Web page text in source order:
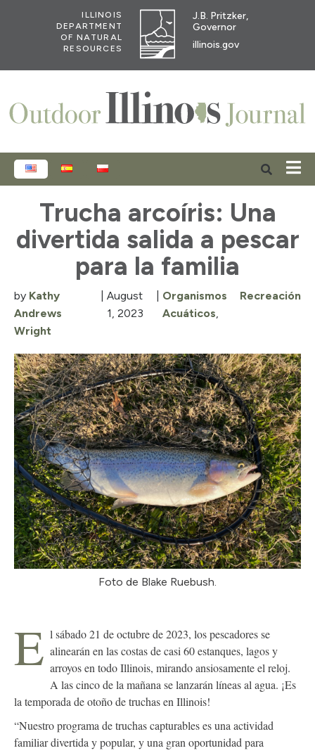
ILLINOIS
DEPARTMENT
OF NATURAL
RESOURCES
J.B. Pritzker,
Governor
illinois.gov
ENGLISHESPAÑOL
Trucha arcoíris: Una
divertida salida a pescar
para la familia
by Kathy
Andrews
Wright
August
1, 2023
Organismos
Acuáticos
Recreación
Foto de Blake Ruebush.
E l sábado 21 de octubre de 2023, los pescadores se
alinearán en las costas de casi 60 estanques, lagos y
arroyos en todo Illinois, mirando ansiosamente el reloj.
A las cinco de la mañana se lanzarán líneas al agua. ¡Es
la temporada de otoño de truchas en Illinois!
“Nuestro programa de truchas capturables es una actividad
familiar divertida y popular, y una gran oportunidad para